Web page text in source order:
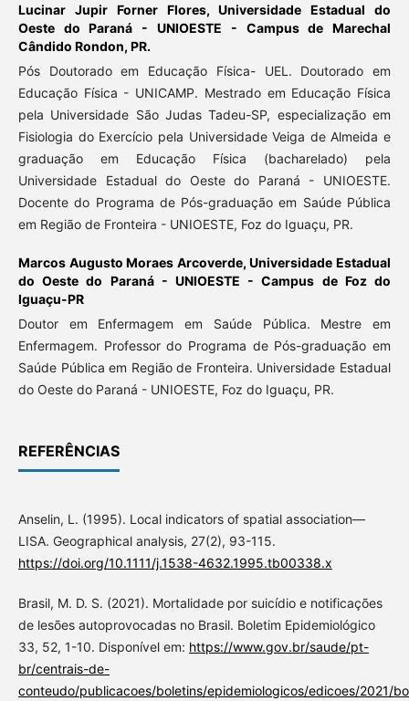
Lucinar Jupir Forner Flores,Universidade Estadual do
Oeste do Paraná - UNIOESTE - Campus de Marechal
Cândido Rondon, PR.
Pós Doutorado em Educação Física- UEL. Doutorado em
Educação Física - UNICAMP. Mestrado em Educação Física
pela Universidade São Judas Tadeu-SP, especialização em
Fisiologia do Exercício pela Universidade Veiga de Almeida e
graduação em Educação Física (bacharelado) pela
Universidade Estadual do Oeste do Paraná - UNIOESTE.
Docente do Programa de Pós-graduação em Saúde Pública
em Região de Fronteira - UNIOESTE, Foz do Iguaçu, PR.
Marcos Augusto Moraes Arcoverde,Universidade Estadual
do Oeste do Paraná - UNIOESTE - Campus de Foz do
Iguaçu-PR
Doutor em Enfermagem em Saúde Pública. Mestre em
Enfermagem. Professor do Programa de Pós-graduação em
Saúde Pública em Região de Fronteira. Universidade Estadual
do Oeste do Paraná - UNIOESTE, Foz do Iguaçu, PR.
REFERÊNCIAS
Anselin, L. (1995). Local indicators of spatial association—
LISA. Geographical analysis, 27(2), 93-115.
https://doi.org/10.1111/j.1538-4632.1995.tb00338.x
Brasil, M. D. S. (2021). Mortalidade por suicídio e notificações
de lesões autoprovocadas no Brasil. Boletim Epidemiológico
33, 52, 1-10. Disponível em: https://www.gov.br/saude/pt-
br/centrais-de-
conteudo/publicacoes/boletins/epidemiologicos/edicoes/2021/